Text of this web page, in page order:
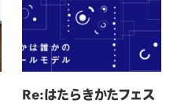
Re:はたらきかたフェス